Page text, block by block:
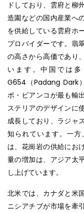
ドしており、雲府と柳
造園などの国内産業へ
を供給している雲府ホ
プロバイダーです。翡
の高さから高価であり
います。中国では
G654（Padang Dark
ポ・ビアンコが最も輸
ステリアのデザインに
成長しており、ラジャ
知られています。一
は、花崗岩の供給にお
量の増加は、アジア太
し上げています。
北米では、カナダと米
ニシアチブが市場を牽